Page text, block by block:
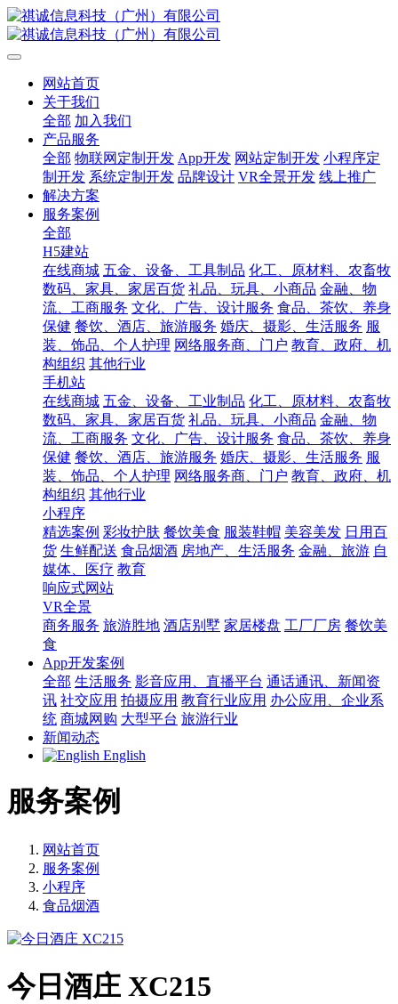
网站首页
关于我们
全部 加入我们
产品服务
全部 物联网定制开发 App开发 网站定制开发 小程序定
制开发 系统定制开发 品牌设计 VR全景开发 线上推广
解决方案
服务案例
全部
H5建站
在线商城 五金、设备、工具制品 化工、原材料、农畜牧
数码、家具、家居百货 礼品、玩具、小商品 金融、物
流、工商服务 文化、广告、设计服务 食品、茶饮、养身
保健 餐饮、酒店、旅游服务 婚庆、摄影、生活服务 服
装、饰品、个人护理 网络服务商、门户 教育、政府、机
构组织 其他行业
手机站
在线商城 五金、设备、工业制品 化工、原材料、农畜牧
数码、家具、家居百货 礼品、玩具、小商品 金融、物
流、工商服务 文化、广告、设计服务 食品、茶饮、养身
保健 餐饮、酒店、旅游服务 婚庆、摄影、生活服务 服
装、饰品、个人护理 网络服务商、门户 教育、政府、机
构组织 其他行业
小程序
精选案例 彩妆护肤 餐饮美食 服装鞋帽 美容美发 日用百
货 生鲜配送 食品烟酒 房地产、生活服务 金融、旅游 自
媒体、医疗 教育
响应式网站
VR全景
商务服务 旅游胜地 酒店别墅 家居楼盘 工厂厂房 餐饮美
食
App开发案例
全部 生活服务 影音应用、直播平台 通话通讯、新闻资
讯 社交应用 拍摄应用 教育行业应用 办公应用、企业系
统 商城网购 大型平台 旅游行业
新闻动态
English
服务案例
网站首页
服务案例
小程序
食品烟酒
今日酒庄 XC215